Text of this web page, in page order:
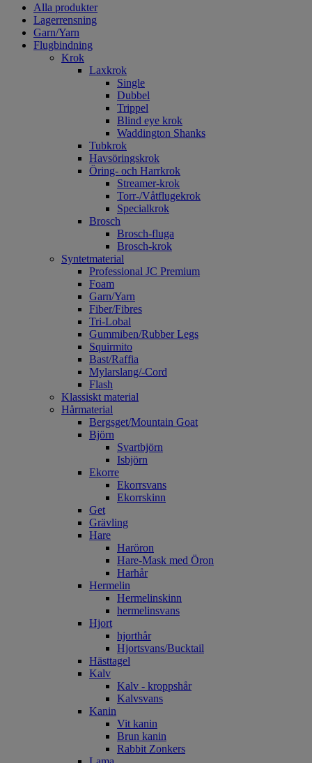
Alla produkter
Lagerrensning
Garn/Yarn
Flugbindning
Krok
Laxkrok
Single
Dubbel
Trippel
Blind eye krok
Waddington Shanks
Tubkrok
Havsöringskrok
Öring- och Harrkrok
Streamer-krok
Torr-/Våtflugekrok
Specialkrok
Brosch
Brosch-fluga
Brosch-krok
Syntetmaterial
Professional JC Premium
Foam
Garn/Yarn
Fiber/Fibres
Tri-Lobal
Gummiben/Rubber Legs
Squirmito
Bast/Raffia
Mylarslang/-Cord
Flash
Klassiskt material
Hårmaterial
Bergsget/Mountain Goat
Björn
Svartbjörn
Isbjörn
Ekorre
Ekorrsvans
Ekorrskinn
Get
Grävling
Hare
Haröron
Hare-Mask med Öron
Harhår
Hermelin
Hermelinskinn
hermelinsvans
Hjort
hjorthår
Hjortsvans/Bucktail
Hästtagel
Kalv
Kalv - kroppshår
Kalvsvans
Kanin
Vit kanin
Brun kanin
Rabbit Zonkers